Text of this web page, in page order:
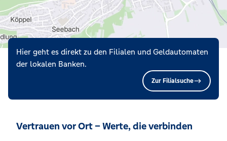
Hier geht es direkt zu den Filialen und Geldautomaten
der lokalen Banken.
Zur Filialsuche
Vertrauen vor Ort – Werte, die verbinden